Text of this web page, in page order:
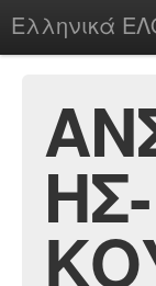
Ελληνικά
chesstu.be @
LoginΗΣ-